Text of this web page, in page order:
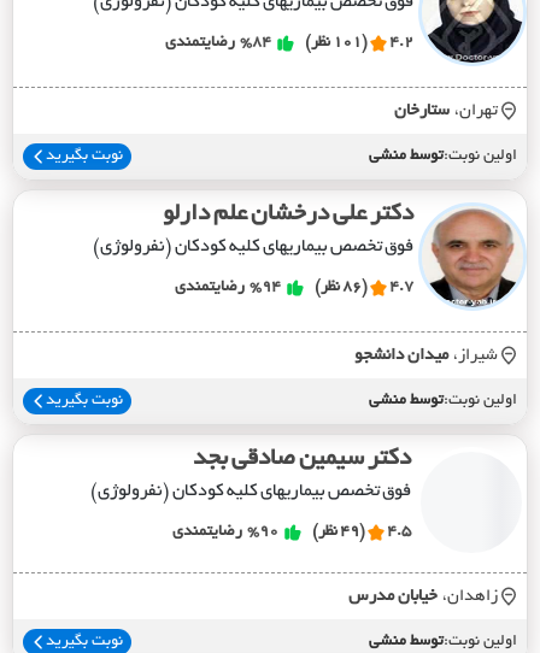
4.2 (101 نظر) %84 رضایتمندی
تهران، ستارخان
اولین نوبت:توسط منشی نوبت بگیرید
دکتر علی درخشان علم دارلو
فوق تخصص بیماریهای کلیه کودکان (نفرولوژی)
4.7 (86 نظر) %94 رضایتمندی
شیراز، ميدان دانشجو
اولین نوبت:توسط منشی نوبت بگیرید
دکتر سیمین صادقی بجد
فوق تخصص بیماریهای کلیه کودکان (نفرولوژی)
4.5 (49 نظر) %90 رضایتمندی
زاهدان، خيابان مدرس
اولین نوبت:توسط منشی نوبت بگیرید